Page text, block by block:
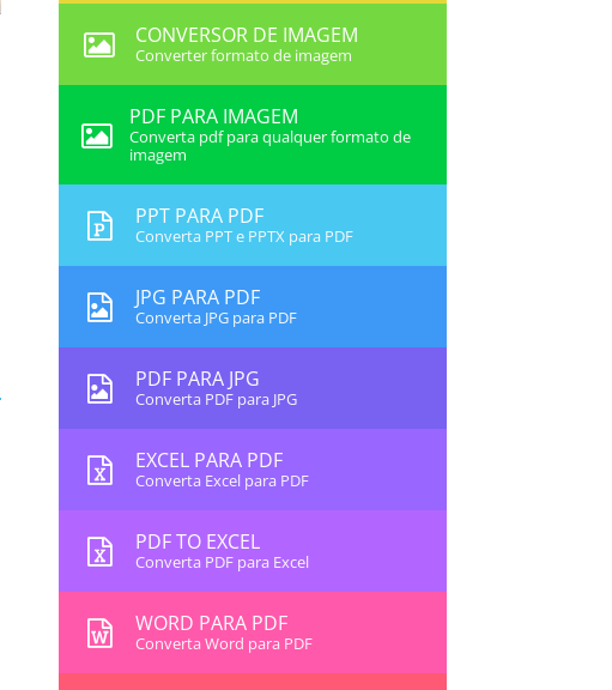
CONVERSOR DE IMAGEM
Converter formato de imagem
PDF PARA IMAGEM
Converta pdf para qualquer formato de
imagem
PPT PARA PDF
Converta PPT e PPTX para PDF
JPG PARA PDF
Converta JPG para PDF
PDF PARA JPG
Converta PDF para JPG
EXCEL PARA PDF
Converta Excel para PDF
PDF TO EXCEL
Converta PDF para Excel
WORD PARA PDF
Converta Word para PDF